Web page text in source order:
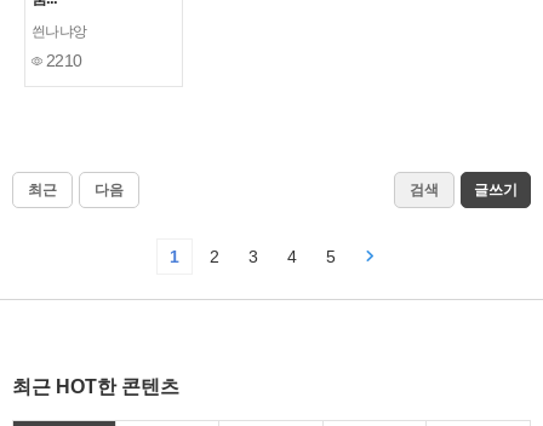
씐나냐앙
2210
최근 다음 검색 글쓰기
1 2 3 4 5
최근 HOT한 콘텐츠